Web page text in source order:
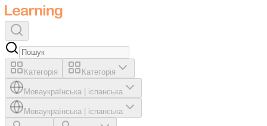
Категорія Категорія
Моваукраїнська іспанська
Моваукраїнська іспанська